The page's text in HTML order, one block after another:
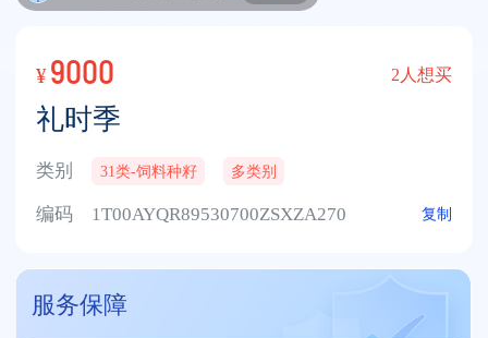
¥9000 2人想买
礼时季
类别 31类-饲料种籽 多类别
编码 1T00AYQR89530700ZSXZA270 复制
服务保障